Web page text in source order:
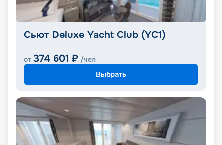
Сьют Deluxe Yacht Club (YC1)
от 374 601 ₽ /чел
Выбрать